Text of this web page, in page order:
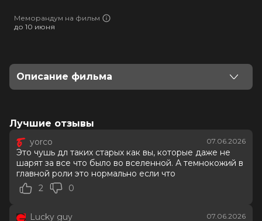
Меморандум на фильм
до 10 июня
Описание фильма
подвале своего магазина, он оказывается в
коридоров с влажными коврами и шумящими
лампами.
Оценка
Страна
Лучшие отзывы
yorco 07.06.2026
Это чушь дл таких старых как вы, которые даже не
шарят за все что было во вселенной. А темнокожий в
главной роли это нормально если что
2
0
Lucky guy 07.06.2026